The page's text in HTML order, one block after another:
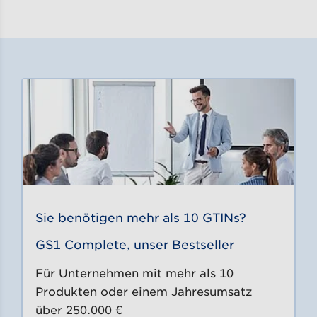
Sie benötigen mehr als 10 GTINs?
GS1 Complete, unser Bestseller
Für Unternehmen mit mehr als 10
Produkten oder einem Jahresumsatz
über 250.000 €